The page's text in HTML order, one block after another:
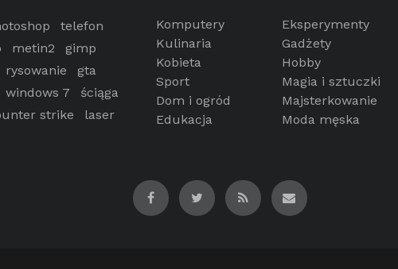
telefon
metin2
gimp
rysowanie
gta
windows 7
ściąga
strike laser
Komputery
Kulinaria
Kobieta
Sport
Dom i ogród
Edukacja
Eksperymenty
Gadżety
Hobby
Magia i sztuczki
Majsterkowanie
Moda męska